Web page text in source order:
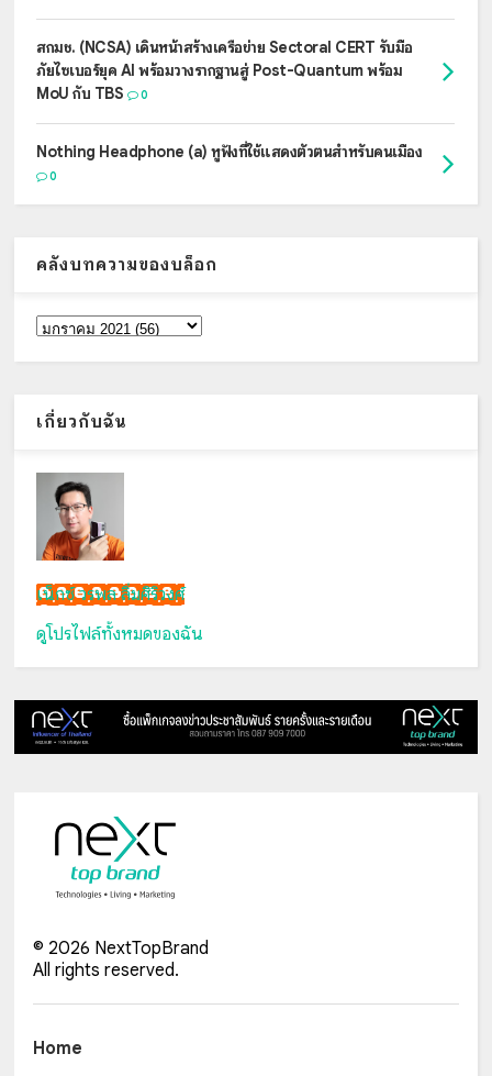
สกมช. (NCSA) เดินหน้าสร้างเครือข่าย Sectoral CERT รับมือ
ภัยไซเบอร์ยุค AI พร้อมวางรากฐานสู่ Post-Quantum พร้อม
MoU กับ TBS
0
Nothing Headphone (a) หูฟังที่ใช้แสดงตัวตนสำหรับคนเมือง
0
คลังบทความของบล็อก
เกี่ยวกับฉัน
เน็กซ์ วรพล ลิ่มศิริวงศ์
ดูโปรไฟล์ทั้งหมดของฉัน
© 2026 NextTopBrand
All rights reserved.
Home